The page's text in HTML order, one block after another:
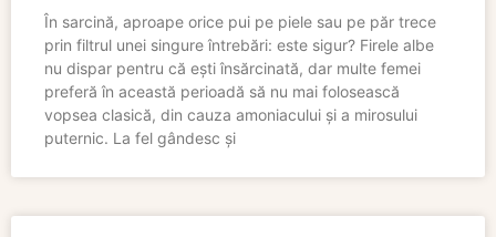
În sarcină, aproape orice pui pe piele sau pe păr trece
prin filtrul unei singure întrebări: este sigur? Firele albe
nu dispar pentru că ești însărcinată, dar multe femei
preferă în această perioadă să nu mai folosească
vopsea clasică, din cauza amoniacului și a mirosului
puternic. La fel gândesc și